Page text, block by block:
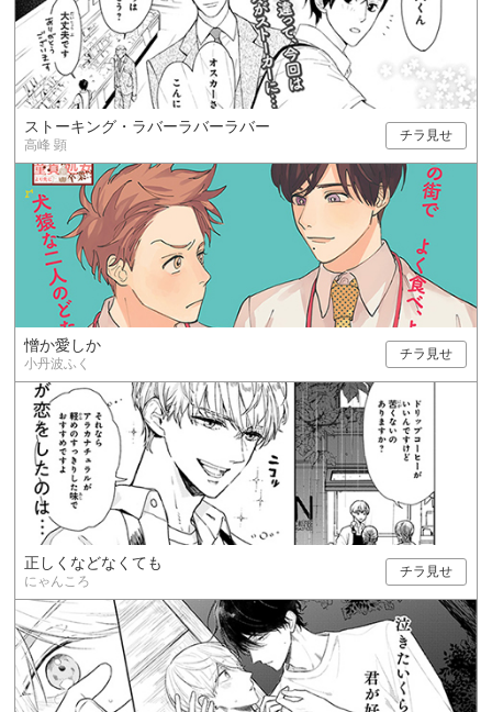
ストーキング・ラバーラバーラバー
高峰 顕
チラ見せ
憎か愛しか
小丹波ふく
チラ見せ
正しくなどなくても
にゃんころ
チラ見せ